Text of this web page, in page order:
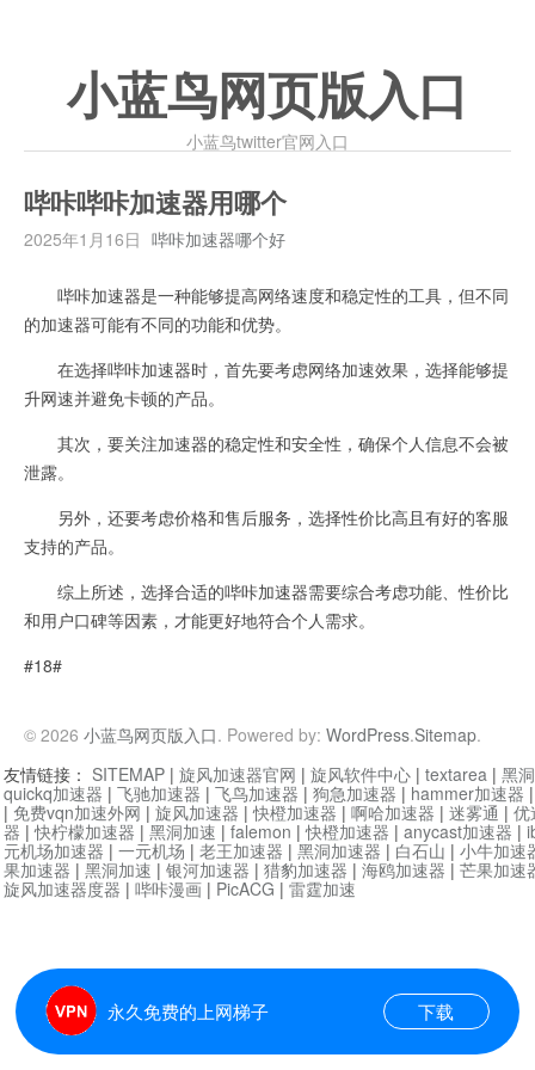
小蓝鸟网页版入口
小蓝鸟twitter官网入口
哔咔哔咔加速器用哪个
2025年1月16日 哔咔加速器哪个好
哔咔加速器是一种能够提高网络速度和稳定性的工具，但不同
的加速器可能有不同的功能和优势。
在选择哔咔加速器时，首先要考虑网络加速效果，选择能够提
升网速并避免卡顿的产品。
其次，要关注加速器的稳定性和安全性，确保个人信息不会被
泄露。
另外，还要考虑价格和售后服务，选择性价比高且有好的客服
支持的产品。
综上所述，选择合适的哔咔加速器需要综合考虑功能、性价比
和用户口碑等因素，才能更好地符合个人需求。
#18#
© 2026 小蓝鸟网页版入口. Powered by: WordPress.Sitemap.
永久免费的上网梯子 下载
友情链接： SITEMAP | 旋风加速器官网 | 旋风软件中心 | textarea | 黑
quickq加速器 | 飞驰加速器 | 飞鸟加速器 | 狗急加速器 | hammer加速器
| 免费vqn加速外网 | 旋风加速器 |快橙加速器 | 啊哈加速器 | 迷雾通 | 优
器 |快柠檬加速器 | 黑洞加速 | falemon |快橙加速器 | anycast加速器 |
元机场加速器 | 一元机场 | 老王加速器 | 黑洞加速器 | 白石山 | 小牛加速
果加速器 | 黑洞加速 | 银河加速器 | 猎豹加速器 | 海鸥加速器 | 芒果加速
旋风加速器度器 | 哔咔漫画 | PicACG | 雷霆加速